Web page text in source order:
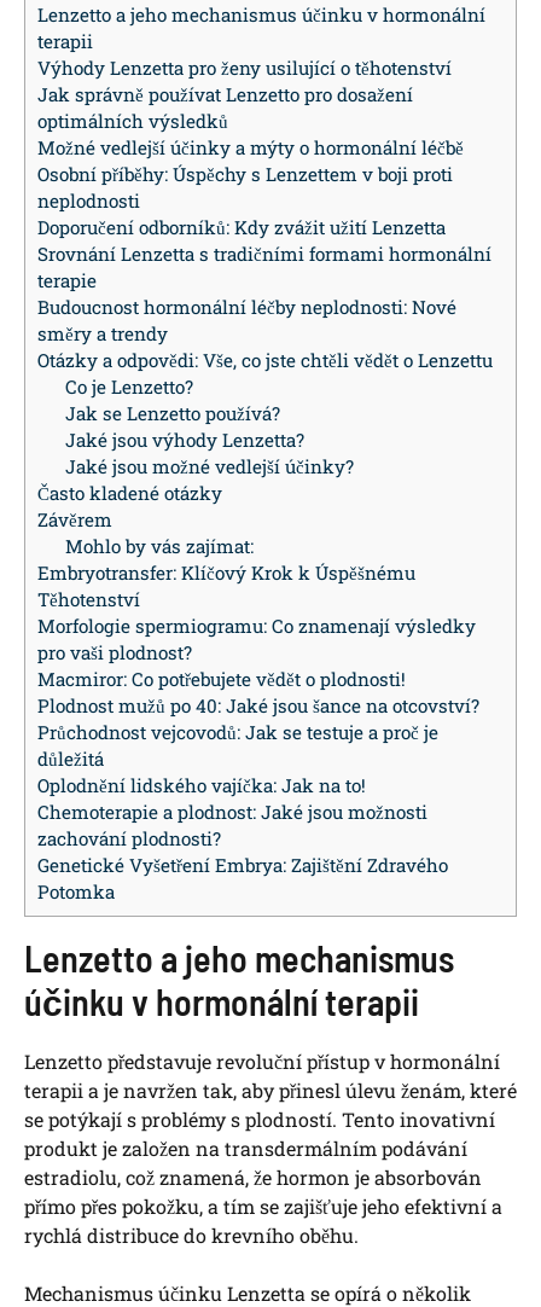
Lenzetto a jeho mechanismus účinku v hormonální
terapii
Výhody Lenzetta pro ženy usilující o těhotenství
Jak správně používat Lenzetto pro dosažení
optimálních výsledků
Možné vedlejší účinky a mýty o hormonální léčbě
Osobní příběhy: Úspěchy s Lenzettem v boji proti
neplodnosti
Doporučení odborníků: Kdy zvážit užití Lenzetta
Srovnání Lenzetta s tradičními formami hormonální
terapie
Budoucnost hormonální léčby neplodnosti: Nové
směry a trendy
Otázky a odpovědi: Vše, co jste chtěli vědět o Lenzettu
Co je Lenzetto?
Jak se Lenzetto používá?
Jaké jsou výhody Lenzetta?
Jaké jsou možné vedlejší účinky?
Často kladené otázky
Závěrem
Mohlo by vás zajímat:
Embryotransfer: Klíčový Krok k Úspěšnému
Těhotenství
Morfologie spermiogramu: Co znamenají výsledky
pro vaši plodnost?
Macmiror: Co potřebujete vědět o plodnosti!
Plodnost mužů po 40: Jaké jsou šance na otcovství?
Průchodnost vejcovodů: Jak se testuje a proč je
důležitá
Oplodnění lidského vajíčka: Jak na to!
Chemoterapie a plodnost: Jaké jsou možnosti
zachování plodnosti?
Genetické Vyšetření Embrya: Zajištění Zdravého
Potomka
Lenzetto a jeho mechanismus
účinku v hormonální terapii
Lenzetto představuje revoluční přístup v hormonální
terapii a je navržen tak, aby přinesl úlevu ženám, které
se potýkají s problémy s plodností. Tento inovativní
produkt je založen na transdermálním podávání
estradiolu, což znamená, že hormon je absorbován
přímo přes pokožku, a tím se zajišťuje jeho efektivní a
rychlá distribuce do krevního oběhu.
Mechanismus účinku Lenzetta se opírá o několik